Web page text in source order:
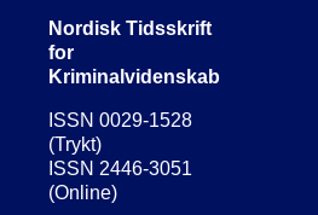
Nordisk Tidsskrift
for
Kriminalvidenskab
ISSN 0029-1528
(Trykt)
ISSN 2446-3051
(Online)